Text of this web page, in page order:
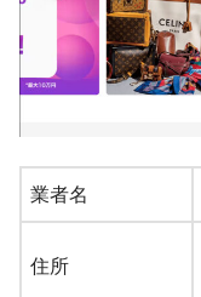
業者名
住所